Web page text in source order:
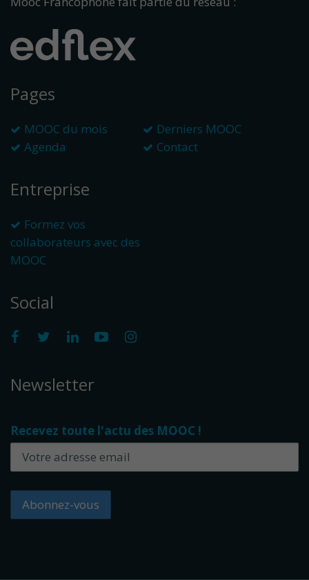
Pages
MOOC du mois
Derniers MOOC
Agenda
Contact
Entreprise
Formez vos
collaborateurs avec des
MOOC
Social
Newsletter
Recevez toute l'actu des MOOC !